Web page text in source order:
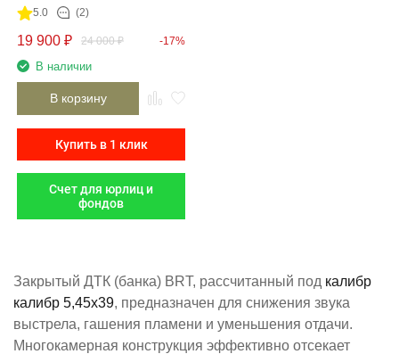
5.0 (2)
19 900 ₽ 24 000 ₽ -17%
В наличии
В корзину
Купить в 1 клик
Счет для юрлиц и
фондов
Закрытый ДТК (банка) BRT, рассчитанный под калибр ​
калибр 5,45х39​, предназначен для снижения звука
выстрела, гашения пламени и уменьшения отдачи.
Многокамерная конструкция эффективно отсекает